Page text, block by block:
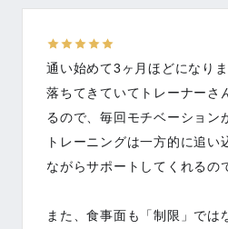
通い始めて3ヶ月ほどになり
落ちてきていてトレーナーさ
るので、毎回モチベーション
トレーニングは一方的に追い
ながらサポートしてくれるの
また、食事面も「制限」では